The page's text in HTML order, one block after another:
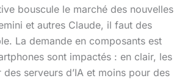
bouscule le marché des nouvelles
et autres Claude, il faut des
La demande en composants est
sont impactés : en clair, les
serveurs d’IA et moins pour des